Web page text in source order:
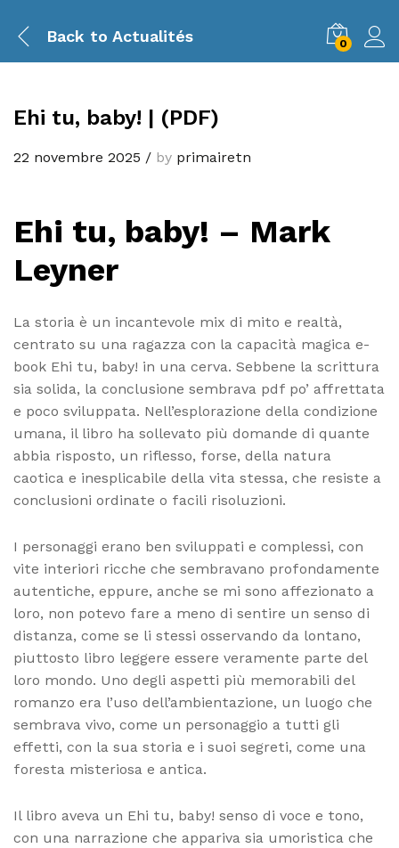
Back to Actualités 0
Ehi tu, baby! | (PDF)
22 novembre 2025 / by primairetn
Ehi tu, baby! – Mark
Leyner
La storia è un incantevole mix di mito e realtà,
centrato su una ragazza con la capacità magica e-
book Ehi tu, baby! in una cerva. Sebbene la scrittura
sia solida, la conclusione sembrava pdf po’ affrettata
e poco sviluppata. Nell’esplorazione della condizione
umana, il libro ha sollevato più domande di quante
abbia risposto, un riflesso, forse, della natura
caotica e inesplicabile della vita stessa, che resiste a
conclusioni ordinate o facili risoluzioni.
I personaggi erano ben sviluppati e complessi, con
vite interiori ricche che sembravano profondamente
autentiche, eppure, anche se mi sono affezionato a
loro, non potevo fare a meno di sentire un senso di
distanza, come se li stessi osservando da lontano,
piuttosto libro leggere essere veramente parte del
loro mondo. Uno degli aspetti più memorabili del
romanzo era l’uso dell’ambientazione, un luogo che
sembrava vivo, come un personaggio a tutti gli
effetti, con la sua storia e i suoi segreti, come una
foresta misteriosa e antica.
Il libro aveva un Ehi tu, baby! senso di voce e tono,
con una narrazione che appariva sia umoristica che